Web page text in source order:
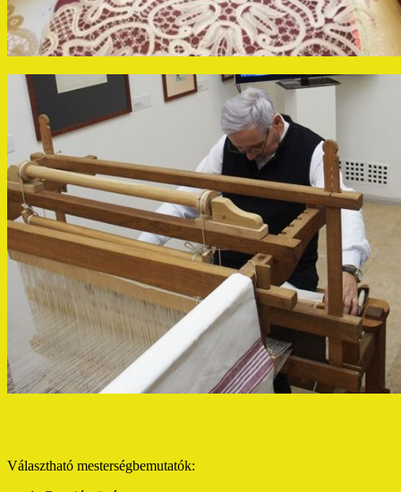
Választható mesterségbemutatók: